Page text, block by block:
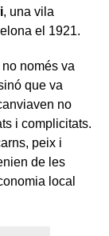
, una vila
el 1921.
només va
que va
no
i complicitats.
peix i
de les
local